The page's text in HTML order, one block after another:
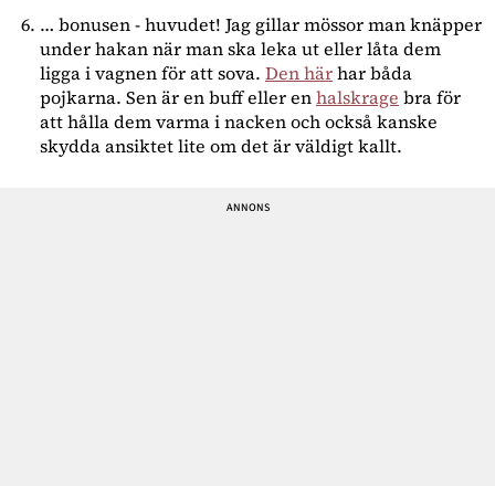
⁠⁠⁠⁠⁠… bonusen - huvudet! Jag gillar mössor man knäpper
under hakan när man ska leka ut eller låta dem
ligga i vagnen för att sova. Den härhar båda
pojkarna. Sen är en buff eller enhalskrage bra för
att hålla dem varma i nacken och också kanske
skydda ansiktet lite om det är väldigt kallt.